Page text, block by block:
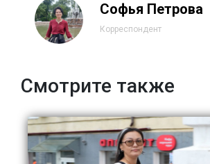
Софья Петрова
Корреспондент
Смотрите также